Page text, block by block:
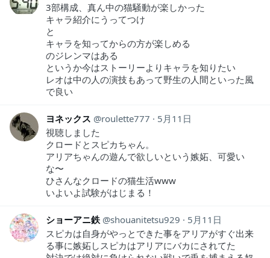
3部構成、真ん中の猫騒動が楽しかった
キャラ紹介にうってつけ
と
キャラを知ってからの方が楽しめる
のジレンマはある
というか今はストーリーよりキャラを知りたい
レオは中の人の演技もあって野生の人間といった風
で良い
ヨネックス roulette777
5月11日
視聴しました
クロードとスピカちゃん。
アリアちゃんの遊んで欲しいという嫉妬、可愛い
な〜
ひさんなクロードの猫生活www
いよいよ試験がはじまる！
ショーアニ鉄 shouanitetsu929
5月11日
スピカは自身がやっとできた事をアリアがすぐ出来
る事に嫉妬しスピカはアリアにバカにされてた